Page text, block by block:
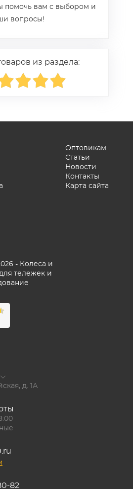
помочь вам с выбором и
вопросы!
из раздела:
- Колеса и
тележек и
Оптовикам
Статьи
Новости
Контакты
Карта сайта
д. 1А
82